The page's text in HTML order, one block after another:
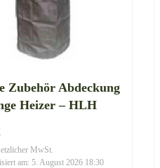
Zubehör Abdeckung
Heizer – HLH
MwSt.
am: 5. August 2026 18:30